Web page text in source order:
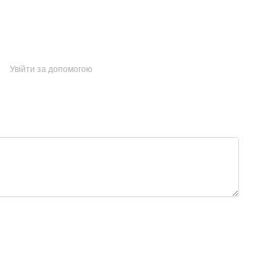
Увійти за допомогою